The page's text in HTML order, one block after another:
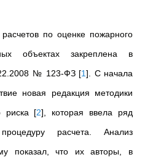
по оценке пожарного
объектах закреплена в
№ 123-ФЗ [1]
С начала
новая редакция методики
риска [2] , которая ввела ряд
расчета. Анализ
показал, что их авторы, в